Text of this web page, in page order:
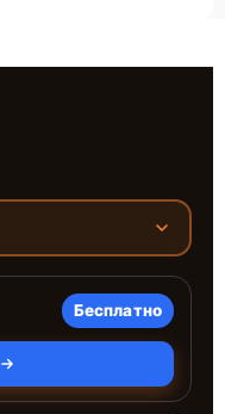
Бесплатно